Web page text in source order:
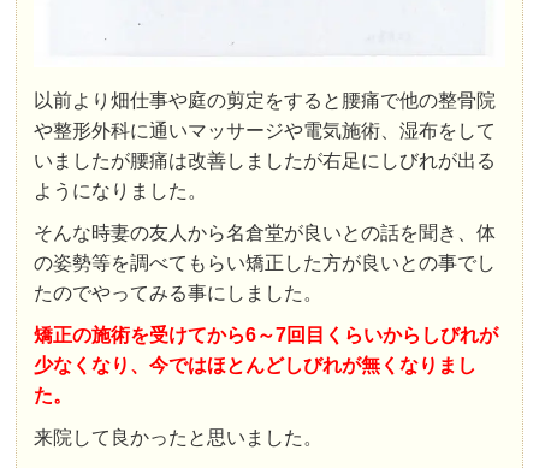
以前より畑仕事や庭の剪定をすると腰痛で他の整骨院
や整形外科に通いマッサージや電気施術、湿布をして
いましたが腰痛は改善しましたが右足にしびれが出る
ようになりました。
そんな時妻の友人から名倉堂が良いとの話を聞き、体
の姿勢等を調べてもらい矯正した方が良いとの事でし
たのでやってみる事にしました。
矯正の施術を受けてから6～7回目くらいからしびれが
少なくなり、今ではほとんどしびれが無くなりまし
た。
来院して良かったと思いました。